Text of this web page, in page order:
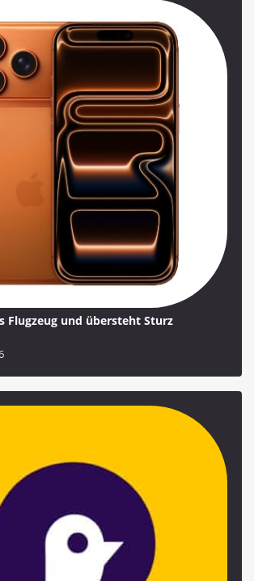
Flugzeug und übersteht Sturz